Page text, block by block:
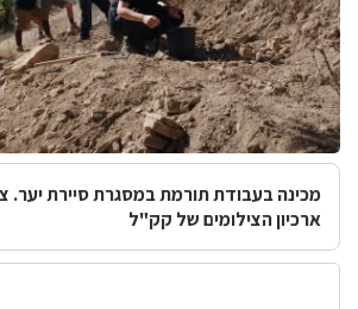
מכינה בעבודת תורמת במסגרת סיירת יער.
ארכיון הצילומים של קק"ל